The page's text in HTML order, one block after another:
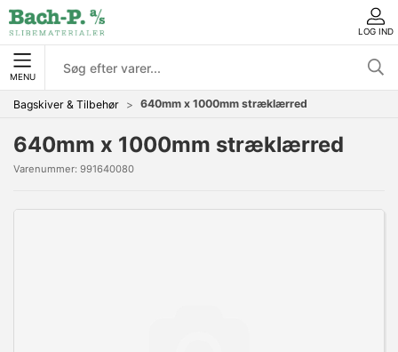
LOG IND
MENU
Bagskiver & Tilbehør 640mm x 1000mm stræklærred
640mm x 1000mm stræklærred
Varenummer: 991640080